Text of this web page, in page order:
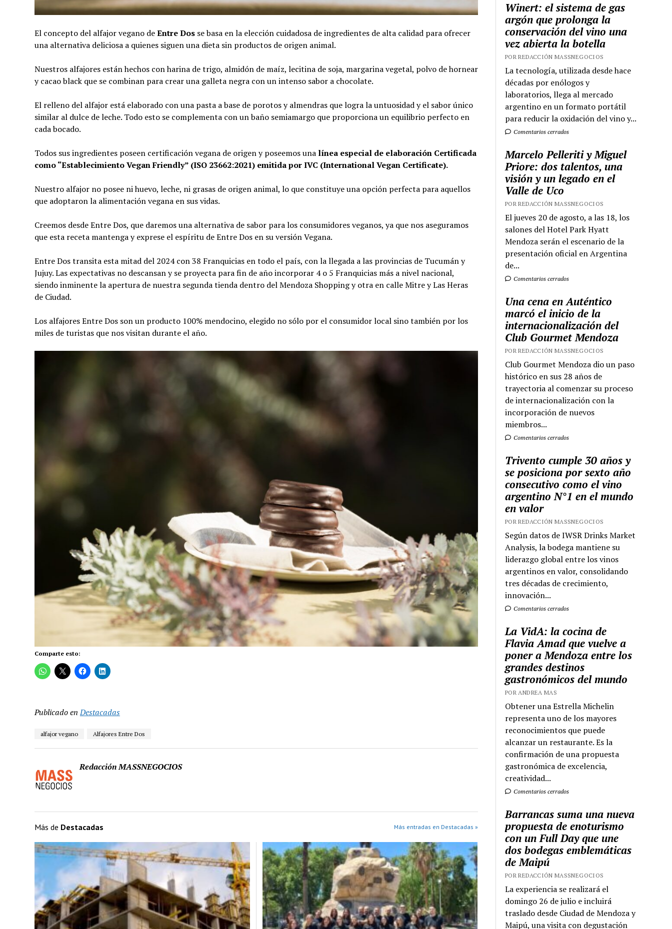
El concepto del alfajor vegano deEntre Dosse basa en la elección cuidadosa de ingredientes de alta calidad para ofrecer
una alternativa deliciosa a quienes siguen una dieta sin productos de origen animal.
Nuestros alfajores están hechos con harina de trigo, almidón de maíz, lecitina de soja, margarina vegetal, polvo de hornear
y cacao black que se combinan para crear una galleta negra con un intenso sabor a chocolate.
El relleno del alfajor está elaborado con una pasta a base de porotos y almendras que logra la untuosidad y el sabor único
similar al dulce de leche. Todo esto se complementa con un baño semiamargo que proporciona un equilibrio perfecto en
cada bocado.
Todos sus ingredientes poseen certificación vegana de origen y poseemos una línea especial de elaboración Certificada
como “Establecimiento Vegan Friendly” (ISO 23662:2021) emitida por IVC (International Vegan Certificate).
Nuestro alfajor no posee ni huevo, leche, ni grasas de origen animal, lo que constituye una opción perfecta para aquellos
que adoptaron la alimentación vegana en sus vidas.
Creemos desde Entre Dos, que daremos una alternativa de sabor para los consumidores veganos, ya que nos aseguramos
que esta receta mantenga y exprese el espíritu de Entre Dos en su versión Vegana.
Entre Dos transita esta mitad del 2024 con 38 Franquicias en todo el país, con la llegada a las provincias de Tucumán y
Jujuy. Las expectativas no descansan y se proyecta para fin de año incorporar 4 o 5 Franquicias más a nivel nacional,
siendo inminente la apertura de nuestra segunda tienda dentro del Mendoza Shopping y otra en calle Mitre y Las Heras
de Ciudad.
Los alfajores Entre Dos son un producto 100% mendocino, elegido no sólo por el consumidor local sino también por los
miles de turistas que nos visitan durante el año.
Comparte esto:
Publicado en Destacadas
alfajor vegano Alfajores Entre Dos
Redacción MASSNEGOCIOS
Más de Destacadas Más entradas en Destacadas »
Winert: el sistema de gas
argón que prolonga la
conservación del vino una
vez abierta la botella
POR REDACCIÓN MASSNEGOCIOS
La tecnología, utilizada desde hace
décadas por enólogos y
laboratorios, llega al mercado
argentino en un formato portátil
para reducir la oxidación del vino y...
Comentarios cerrados
Marcelo Pelleriti y Miguel
Priore: dos talentos, una
visión y un legado en el
Valle de Uco
POR REDACCIÓN MASSNEGOCIOS
El jueves 20 de agosto, a las 18, los
salones del Hotel Park Hyatt
Mendoza serán el escenario de la
presentación oficial en Argentina
de...
Comentarios cerrados
Una cena en Auténtico
marcó el inicio de la
internacionalización del
Club Gourmet Mendoza
POR REDACCIÓN MASSNEGOCIOS
Club Gourmet Mendoza dio un paso
histórico en sus 28 años de
trayectoria al comenzar su proceso
de internacionalización con la
incorporación de nuevos
miembros...
Comentarios cerrados
Trivento cumple 30 años y
se posiciona por sexto año
consecutivo como el vino
argentino N°1 en el mundo
en valor
POR REDACCIÓN MASSNEGOCIOS
Según datos de IWSR Drinks Market
Analysis, la bodega mantiene su
liderazgo global entre los vinos
argentinos en valor, consolidando
tres décadas de crecimiento,
innovación...
Comentarios cerrados
La VidA: la cocina de
Flavia Amad que vuelve a
poner a Mendoza entre los
grandes destinos
gastronómicos del mundo
POR ANDREA MAS
Obtener una Estrella Michelin
representa uno de los mayores
reconocimientos que puede
alcanzar un restaurante. Es la
confirmación de una propuesta
gastronómica de excelencia,
creatividad...
Comentarios cerrados
Barrancas suma una nueva
propuesta de enoturismo
con un Full Day que une
dos bodegas emblemáticas
de Maipú
POR REDACCIÓN MASSNEGOCIOS
La experiencia se realizará el
domingo 26 de julio e incluirá
traslado desde Ciudad de Mendoza y
Maipú, una visita con degustación